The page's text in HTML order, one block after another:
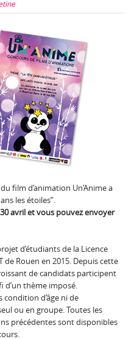
film d’animation Un’Anime a
les étoiles”.
avril et vous pouvez envoyer
d’étudiants de la Licence
de Rouen en 2015. Depuis cette
de candidats participent
d’un thème imposé.
d’âge ni de
ou en groupe. Toutes les
précédentes sont disponibles